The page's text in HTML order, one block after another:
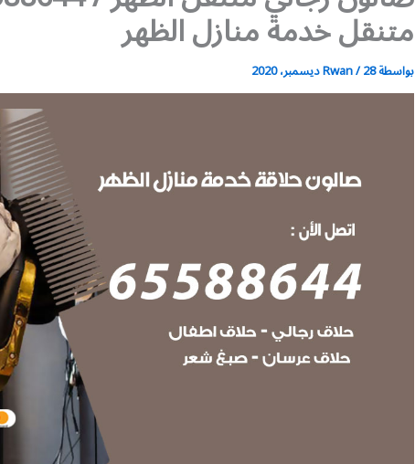
متنقل خدمة منازل الظهر
بواسطة Rwan/28 ديسمبر، 2020